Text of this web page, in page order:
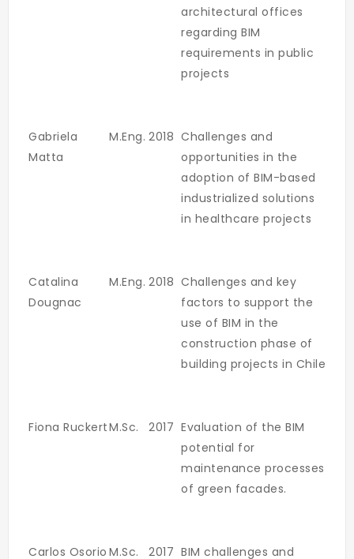
architectural offices
regarding BIM
requirements in public
projects
Gabriela
Matta
M.Eng. 2018 Challenges and
opportunities in the
adoption of BIM-based
industrialized solutions
in healthcare projects
Catalina
Dougnac
M.Eng. 2018 Challenges and key
factors to support the
use of BIM in the
construction phase of
building projects in Chile
Fiona RuckertM.Sc. 2017 Evaluation of the BIM
potential for
maintenance processes
of green facades.
Carlos Osorio M.Sc. 2017 BIM challenges and